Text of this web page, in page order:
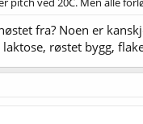
fra? Noen er
røstet bygg,